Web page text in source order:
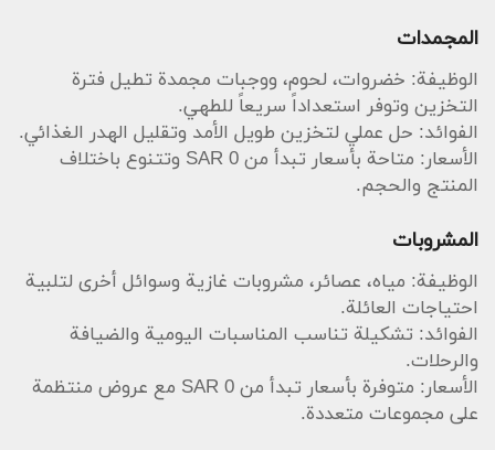
المجمدات
الوظيفة: خضروات، لحوم، ووجبات مجمدة تطيل فترة
التخزين وتوفر استعداداً سريعاً للطهي.
الفوائد: حل عملي لتخزين طويل الأمد وتقليل الهدر الغذائي.
الأسعار: متاحة بأسعار تبدأ من SAR 0 وتتنوع باختلاف
المنتج والحجم.
المشروبات
الوظيفة: مياه، عصائر، مشروبات غازية وسوائل أخرى لتلبية
احتياجات العائلة.
الفوائد: تشكيلة تناسب المناسبات اليومية والضيافة
والرحلات.
الأسعار: متوفرة بأسعار تبدأ من SAR 0 مع عروض منتظمة
على مجموعات متعددة.